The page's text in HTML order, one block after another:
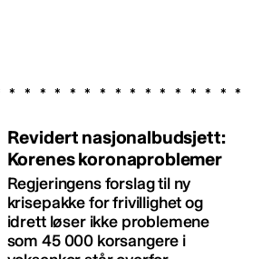
Revidert nasjonalbudsjett:
Korenes koronaproblemer
Regjeringens forslag til ny
krisepakke for frivillighet og
idrett løser ikke problemene
som 45 000 korsangere i